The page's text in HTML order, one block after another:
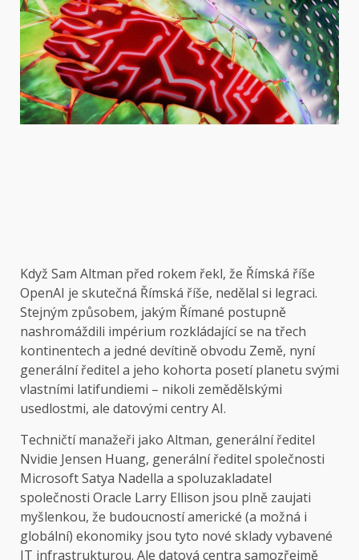
Když Sam Altman před rokem řekl, že Římská říše
OpenAI je skutečná Římská říše, nedělal si legraci.
Stejným způsobem, jakým Římané postupně
nashromáždili impérium rozkládající se na třech
kontinentech a jedné devítině obvodu Země, nyní
generální ředitel a jeho kohorta posetí planetu svými
vlastními latifundiemi – nikoli zemědělskými
usedlostmi, ale datovými centry AI.
Techničtí manažeři jako Altman, generální ředitel
Nvidie Jensen Huang, generální ředitel společnosti
Microsoft Satya Nadella a spoluzakladatel
společnosti Oracle Larry Ellison jsou plně zaujati
myšlenkou, že budoucností americké (a možná i
globální) ekonomiky jsou tyto nové sklady vybavené
IT infrastrukturou. Ale datová centra samozřejmě